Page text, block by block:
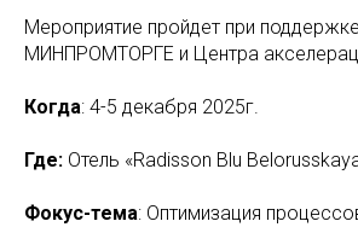
Мероприятие пройдет при
МИНПРОМТОРГЕ и Центра
Когда: 4-5 декабря 2025г.
Где: Отель «Radisson Blu
Фокус-тема: Оптимизация